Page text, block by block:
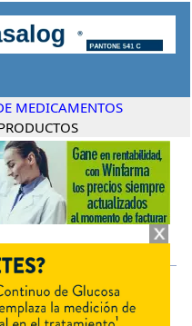
MEDICAMENTOS